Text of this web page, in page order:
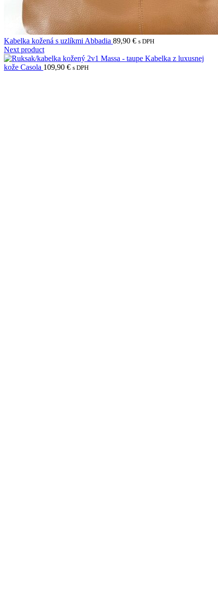
Kabelka kožená s uzlíkmi Abbadia 89,90 € s DPH
Next product
Kabelka z luxusnej
kože Casola 109,90 € s DPH